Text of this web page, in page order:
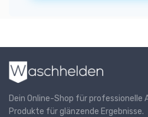
Dein Online-Shop für professionelle
Produkte für glänzende Ergebnisse.